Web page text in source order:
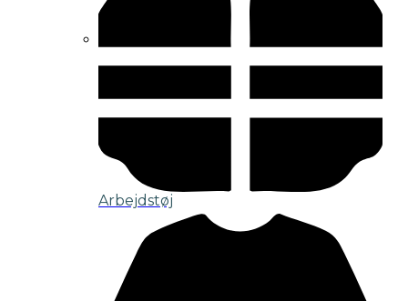
Arbejdstøj